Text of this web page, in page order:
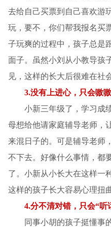
去给自己买票到自己喜欢游
玩，要不，你们帮我报名买
子玩爽的过程中，孩子总是
面子。虽然小刘从小教导孩
见，这样的长大后很难在社
3.没有上进心，只会嗷
小新三年级了，学习成绩
母想给他请家庭辅导老师，
来混日子的。可是辅导老师
不下去。好像什么事情，都
了。小新从小长大在这样一
这样的孩子长大容易心理扭
4.分不清对错，只会“听
同事小胡的孩子挺懂事的